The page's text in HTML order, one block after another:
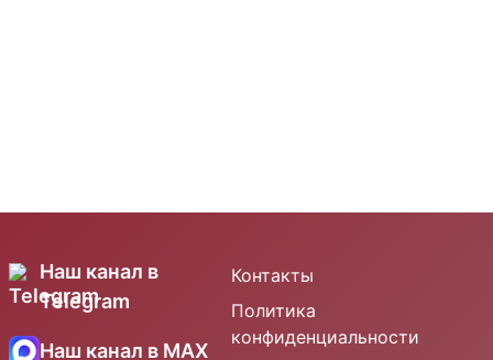
Наш канал в
Telegram
Наш канал в MAX
Контакты
Политика
конфиденциальности